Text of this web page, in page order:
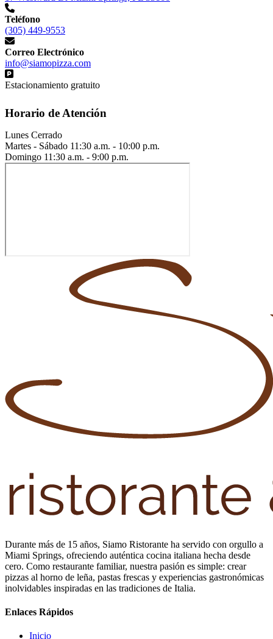
Teléfono
(305) 449-9553
Correo Electrónico
info@siamopizza.com
Estacionamiento gratuito
Horario de Atención
Lunes Cerrado
Martes - Sábado 11:30 a.m. - 10:00 p.m.
Domingo 11:30 a.m. - 9:00 p.m.
Durante más de 15 años, Siamo Ristorante ha servido con orgullo a
Miami Springs, ofreciendo auténtica cocina italiana hecha desde
cero. Como restaurante familiar, nuestra pasión es simple: crear
pizzas al horno de leña, pastas frescas y experiencias gastronómicas
inolvidables inspiradas en las tradiciones de Italia.
Enlaces Rápidos
Inicio